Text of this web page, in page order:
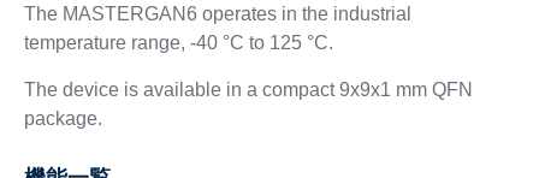
The MASTERGAN6 operates in the industrial
temperature range, -40 °C to 125 °C.
The device is available in a compact 9x9x1 mm QFN
package.